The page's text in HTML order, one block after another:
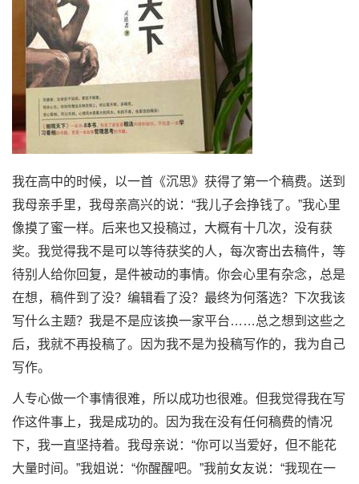
我在高中的时候，以一首《沉思》获得了第一个稿费。送到
我母亲手里，我母亲高兴的说：“我儿子会挣钱了。”我心里
像摸了蜜一样。后来也又投稿过，大概有十几次，没有获
奖。我觉得我不是可以等待获奖的人，每次寄出去稿件，等
待别人给你回复，是件被动的事情。你会心里有杂念，总是
在想，稿件到了没？编辑看了没？最终为何落选？下次我该
写什么主题？我是不是应该换一家平台……总之想到这些之
后，我就不再投稿了。因为我不是为投稿写作的，我为自己
写作。
人专心做一个事情很难，所以成功也很难。但我觉得我在写
作这件事上，我是成功的。因为我在没有任何稿费的情况
下，我一直坚持着。我母亲说：“你可以当爱好，但不能花
大量时间。”我姐说：“你醒醒吧。”我前女友说：“我现在一